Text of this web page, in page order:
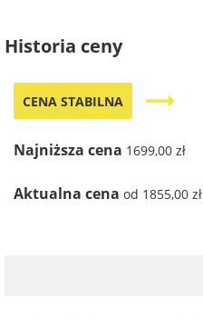
Historia ceny
CENA STABILNA trending_flat
Najniższa cena 1699,00 zł
Aktualna cena od 1855,00 zł